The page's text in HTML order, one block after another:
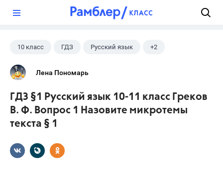
10 класс ГДЗ Русский язык +2
Греков В.Ф.
Лена Пономарь
ГДЗ §1 Русский язык 10-11 класс Греков
В. Ф. Вопрос 1 Назовите микротемы
текста § 1